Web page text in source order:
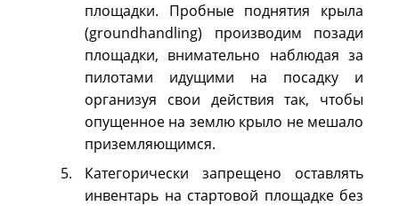
площадки. Пробные поднятия крыла
(groundhandling) производим позади
площадки, внимательно наблюдая за
пилотами идущими на посадку и
организуя свои действия так, чтобы
опущенное на землю крыло не мешало
приземляющимся.
Категорически запрещено оставлять
инвентарь на стартовой площадке без